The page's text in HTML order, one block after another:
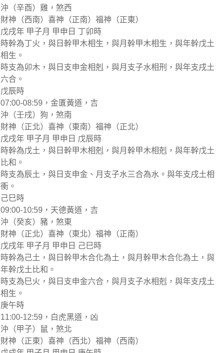
沖（辛酉）雞，煞西
財神（西南）喜神（正南）福神（正東）
戊戌年 甲子月 甲申日 丁卯時
時幹為丁火，與日幹甲木相生，與月幹甲木相生，與年幹戊土
相生。
時支為卯木，與日支申金相剋，與月支子水相刑，與年支戌土
六合。
戊辰時
07:00-08:59，金匱黃道，吉
沖（壬戌）狗，煞南
財神（正北）喜神（東南）福神（正北）
戊戌年 甲子月 甲申日 戊辰時
時幹為戊土，與日幹甲木相剋，與月幹甲木相剋，與年幹戊土
比和。
時支為辰土，與日支申金、月支子水三合為水。與年支戌土相
衝。
己巳時
09:00-10:59，天德黃道，吉
沖（癸亥）豬，煞東
財神（正北）喜神（東北）福神（正南）
戊戌年 甲子月 甲申日 己巳時
時幹為己土，與日幹甲木合化為土，與月幹甲木合化為土，與
年幹戊土比和。
時支為巳火，與日支申金六合，與月支子水相剋，與年支戌土
相生。
庚午時
11:00-12:59，白虎黑道，凶
沖（甲子）鼠，煞北
財神（正東）喜神（西北）福神（西南）